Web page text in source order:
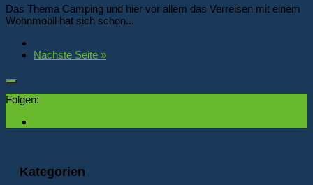
Das Thema Camping und hier vor allem das Verreisen mit einem
Wohnmobil hat sich schon...
Nächste Seite »
Folgen:
Kategorien